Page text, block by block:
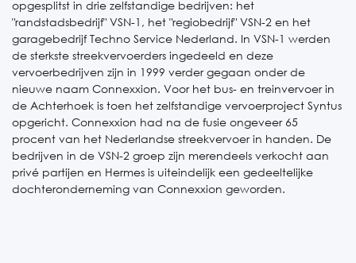
opgesplitst in drie zelfstandige bedrijven: het
"randstadsbedrijf" VSN-1, het "regiobedrijf" VSN-2 en het
garagebedrijf Techno Service Nederland. In VSN-1 werden
de sterkste streekvervoerders ingedeeld en deze
vervoerbedrijven zijn in 1999 verder gegaan onder de
nieuwe naam Connexxion. Voor het bus- en treinvervoer in
de Achterhoek is toen het zelfstandige vervoerproject Syntus
opgericht. Connexxion had na de fusie ongeveer 65
procent van het Nederlandse streekvervoer in handen. De
bedrijven in de VSN-2 groep zijn merendeels verkocht aan
privé partijen en Hermes is uiteindelijk een gedeeltelijke
dochteronderneming van Connexxion geworden.